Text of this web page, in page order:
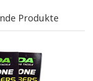
Produkte